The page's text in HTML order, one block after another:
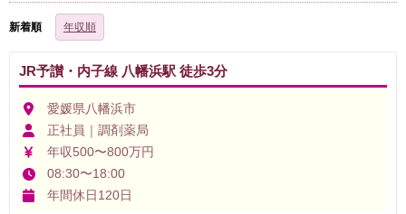
新着順 年収順
JR予讃・内子線 八幡浜駅 徒歩3分
愛媛県八幡浜市
正社員｜調剤薬局
年収500〜800万円
08:30〜18:00
年間休日120日